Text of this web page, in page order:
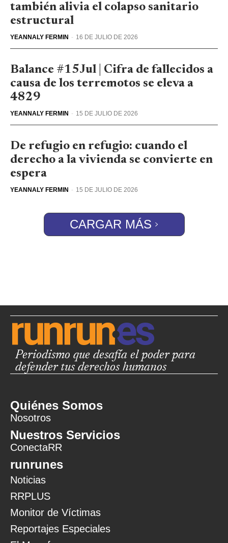
también alivia el colapso sanitario
estructural
YEANNALY FERMIN - 16 DE JULIO DE 2026
Balance #15Jul | Cifra de fallecidos a
causa de los terremotos se eleva a
4829
YEANNALY FERMIN - 15 DE JULIO DE 2026
De refugio en refugio: cuando el
derecho a la vivienda se convierte en
espera
YEANNALY FERMIN - 15 DE JULIO DE 2026
CARGAR MÁS
Periodismo que desafía el poder para
defender tus derechos humanos
Quiénes Somos
Nosotros
Nuestros Servicios
ConectaRR
runrunes
Noticias
RRPLUS
Monitor de Víctimas
Reportajes Especiales